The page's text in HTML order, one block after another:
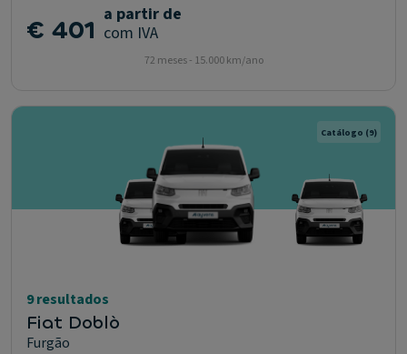
€ 401 a partir de
com IVA
72 meses - 15.000 km/ano
Catálogo (9)
9 resultados
Fiat Doblò
Furgão